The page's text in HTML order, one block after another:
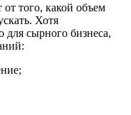
того, какой объем
Хотя
для сырного бизнеса,